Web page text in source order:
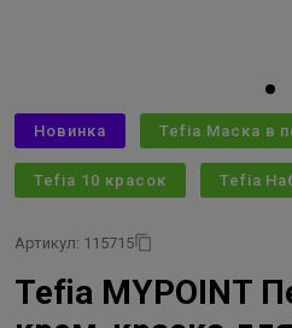
Новинка Tefia Маска в
Tefia 10 красок Tefia
Артикул: 115715
Tefia MYPOINT